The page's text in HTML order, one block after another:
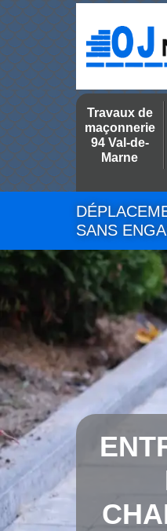
Travaux de
maçonnerie
94 Val-de-
Marne
SANS